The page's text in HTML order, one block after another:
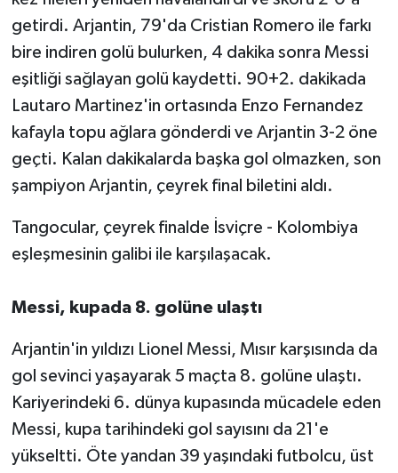
getirdi. Arjantin, 79'da Cristian Romero ile farkı
bire indiren golü bulurken, 4 dakika sonra Messi
eşitliği sağlayan golü kaydetti. 90+2. dakikada
Lautaro Martinez'in ortasında Enzo Fernandez
kafayla topu ağlara gönderdi ve Arjantin 3-2 öne
geçti. Kalan dakikalarda başka gol olmazken, son
şampiyon Arjantin, çeyrek final biletini aldı.
Tangocular, çeyrek finalde İsviçre - Kolombiya
eşleşmesinin galibi ile karşılaşacak.
Messi, kupada 8. golüne ulaştı
Arjantin'in yıldızı Lionel Messi, Mısır karşısında da
gol sevinci yaşayarak 5 maçta 8. golüne ulaştı.
Kariyerindeki 6. dünya kupasında mücadele eden
Messi, kupa tarihindeki gol sayısını da 21'e
yükseltti. Öte yandan 39 yaşındaki futbolcu, üst